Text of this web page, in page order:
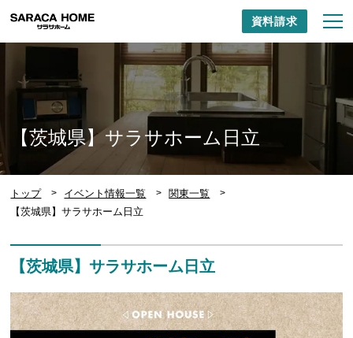
資料請求
【茨城県】サラサホーム日立
トップ イベント情報一覧
関東一覧
【茨城県】サラサホーム日立
【茨城県】サラサホーム日立